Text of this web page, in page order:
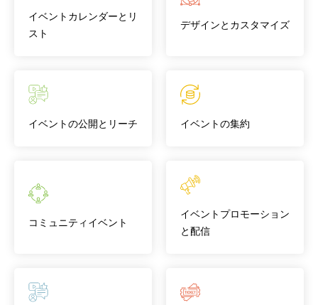
イベントカレンダーとリ
スト
デザインとカスタマイズ
イベントの公開とリーチ イベントの集約
コミュニティイベント
イベントプロモーション
と配信